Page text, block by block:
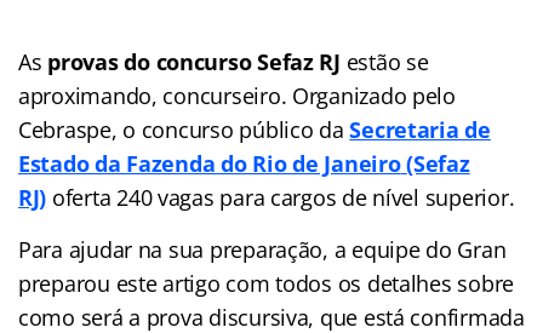
As provas do concurso Sefaz RJ estão se
aproximando, concurseiro. Organizado pelo
Cebraspe, o concurso público daSecretaria de
Estado da Fazenda do Rio de Janeiro(Sefaz
RJ) oferta 240 vagas para cargos de nível superior.
Para ajudar na sua preparação, a equipe do Gran
preparou este artigo com todos os detalhes sobre
como será a prova discursiva, que está confirmada